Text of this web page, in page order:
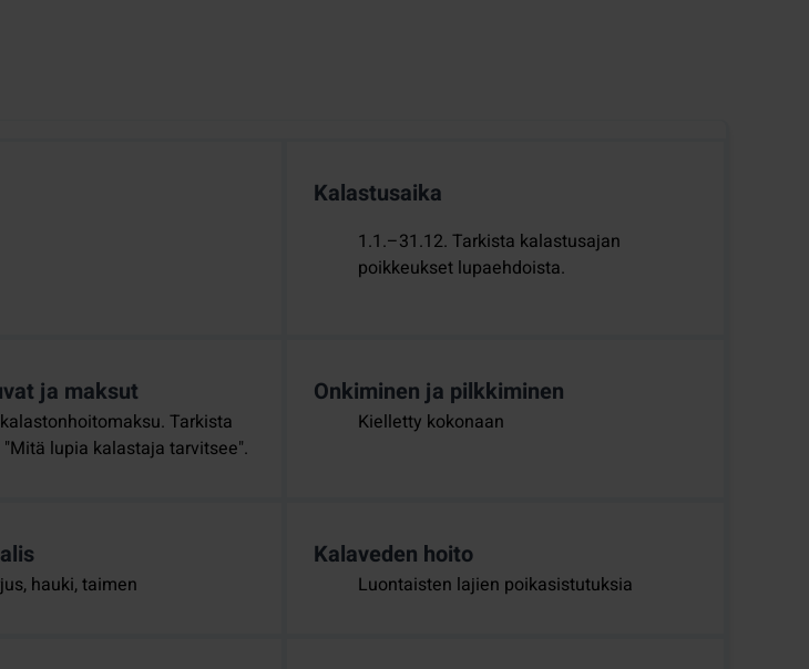
Kalastusaika
1.1.–31.12. Tarkista kalastusajan
poikkeukset lupaehdoista.
ja maksut
Tarkista
lupia kalastaja tarvitsee".
Onkiminen ja pilkkiminen
Kielletty kokonaan
hauki, taimen
Kalaveden hoito
Luontaisten lajien poikasistutuksia